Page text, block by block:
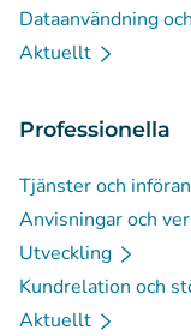
Dataanvändning
Aktuellt
Professionella
Tjänster och
Anvisningar och
Utveckling
Kundrelation och
Aktuellt